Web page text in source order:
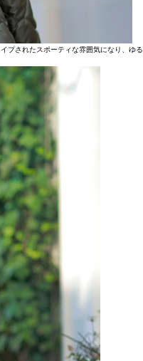
プされたスポーティな雰囲気になり、ゆる